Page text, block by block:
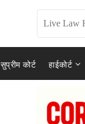
सुप्रीम कोर्ट हाईकोर्ट